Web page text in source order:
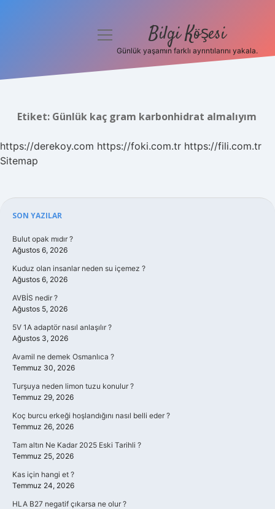
Hakkımızda
menüyü
Bilgi Köşesi
Günlük yaşamın farklı ayrıntılarını yakala.
Etiket: Günlük kaç gram karbonhidrat almalıyım
https://derekoy.com https://foki.com.tr https://fili.com.tr
Sitemap
Sidebar
SON YAZILAR
Bulut opak mıdır ?
Ağustos 6, 2026
Kuduz olan insanlar neden su içemez ?
Ağustos 6, 2026
AVBİS nedir ?
Ağustos 5, 2026
5V 1A adaptör nasıl anlaşılır ?
Ağustos 3, 2026
Avamil ne demek Osmanlıca ?
Temmuz 30, 2026
Turşuya neden limon tuzu konulur ?
Temmuz 29, 2026
Koç burcu erkeği hoşlandığını nasıl belli eder ?
Temmuz 26, 2026
Tam altın Ne Kadar 2025 Eski Tarihli ?
Temmuz 25, 2026
Kas için hangi et ?
Temmuz 24, 2026
HLA B27 negatif çıkarsa ne olur ?